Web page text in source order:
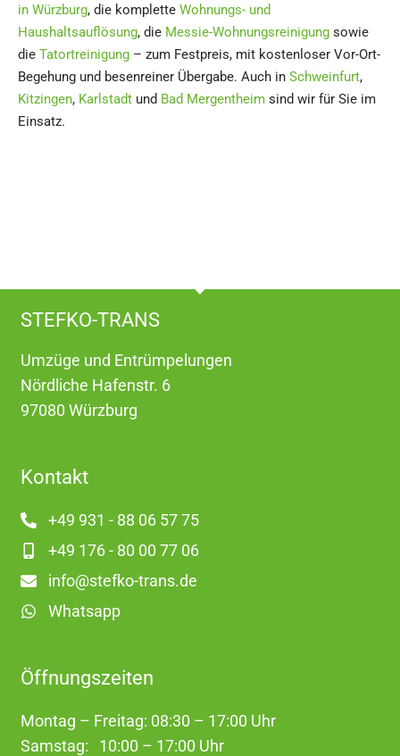
in Würzburg, die komplette Wohnungs- und
Haushaltsauflösung, die Messie-Wohnungsreinigung sowie
die Tatortreinigung – zum Festpreis, mit kostenloser Vor-Ort-
Begehung und besenreiner Übergabe. Auch in Schweinfurt,
Kitzingen, Karlstadt und Bad Mergentheim sind wir für Sie im
Einsatz.
STEFKO-TRANS
Umzüge und Entrümpelungen
Nördliche Hafenstr. 6
97080 Würzburg
Kontakt
+49 931 - 88 06 57 75
+49 176 - 80 00 77 06
info@stefko-trans.de
Whatsapp
Öffnungszeiten
Montag – Freitag: 08:30 – 17:00 Uhr
Samstag: 10:00 – 17:00 Uhr